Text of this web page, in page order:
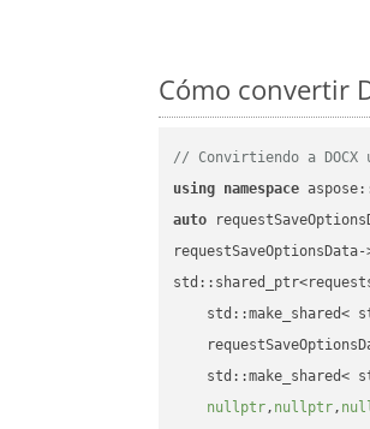
Cómo convertir
// Convirtiendo a DOCX
using namespace
auto
requestSaveOptionsData-
std::make_shared<
std::make_shared<
nullptr, nullptr,